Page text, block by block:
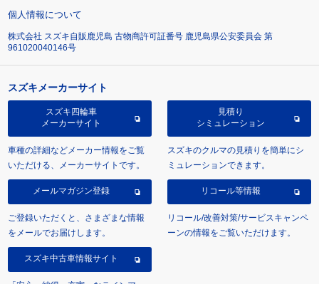
個人情報について
株式会社 スズキ自販鹿児島 古物商許可証番号 鹿児島県公安委員会 第
961020040146号
スズキメーカーサイト
スズキ四輪車
メーカーサイト
車種の詳細などメーカー情報をご覧
いただける、メーカーサイトです。
見積り
シミュレーション
スズキのクルマの見積りを簡単にシ
ミュレーションできます。
メールマガジン登録
ご登録いただくと、さまざまな情報
をメールでお届けします。
リコール等情報
リコール/改善対策/サービスキャンペ
ーンの情報をご覧いただけます。
スズキ中古車情報サイト